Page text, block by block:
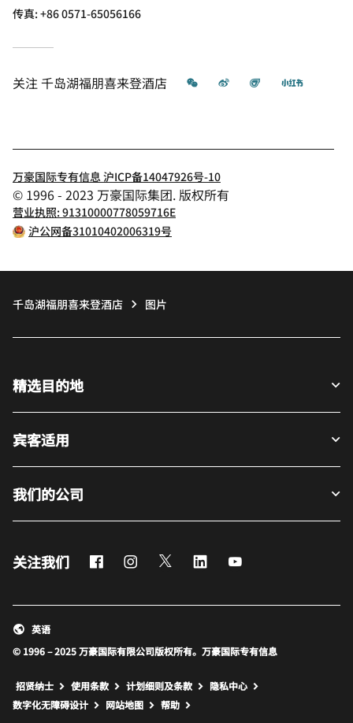
传真:+86 0571-65056166
关注 千岛湖福朋喜来登酒店 微信 微博 飞猪 小红书
万豪国际专有信息 沪ICP备14047926号-10
© 1996 - 2023 万豪国际集团. 版权所有
营业执照: 91310000778059716E
沪公网备31010402006319号
千岛湖福朋喜来登酒店 图片
精选目的地
宾客适用
我们的公司
关注我们 FacebookInstagram
Twitter LinkedIn
© 1996 – 2025 万豪国际有限公司版权所有。万豪国际专有信息
英语
招贤纳士 使用条款 计划细则及条款
隐私中心
数字化无障碍设计
网站地图 打开新窗口
帮助